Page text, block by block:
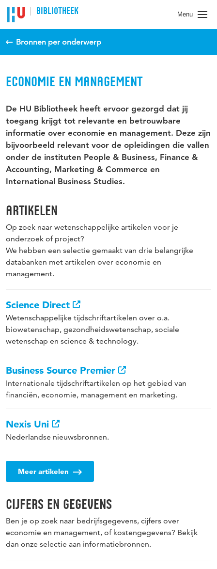
BIBLIOTHEEK Menu
Bronnen per onderwerp
ECONOMIE EN MANAGEMENT
De HU Bibliotheek heeft ervoor gezorgd dat jij
toegang krijgt tot relevante en betrouwbare
informatie over economie en management. Deze zijn
bijvoorbeeld relevant voor de opleidingen die vallen
onder de instituten People & Business, Finance &
Accounting, Marketing & Commerce en
International Business Studies.
ARTIKELEN
Op zoek naar wetenschappelijke artikelen voor je
onderzoek of project?
We hebben een selectie gemaakt van drie belangrijke
databanken met artikelen over economie en
management.
Science Direct
Wetenschappelijke tijdschriftartikelen over o.a.
biowetenschap, gezondheidswetenschap, sociale
wetenschap en science & technology.
Business Source Premier
Internationale tijdschriftartikelen op het gebied van
financiën, economie, management en marketing.
Nexis Uni
Nederlandse nieuwsbronnen.
Meer artikelen
CIJFERS EN GEGEVENS
Ben je op zoek naar bedrijfsgegevens, cijfers over
economie en management, of kostengegevens? Bekijk
dan onze selectie aan informatiebronnen.